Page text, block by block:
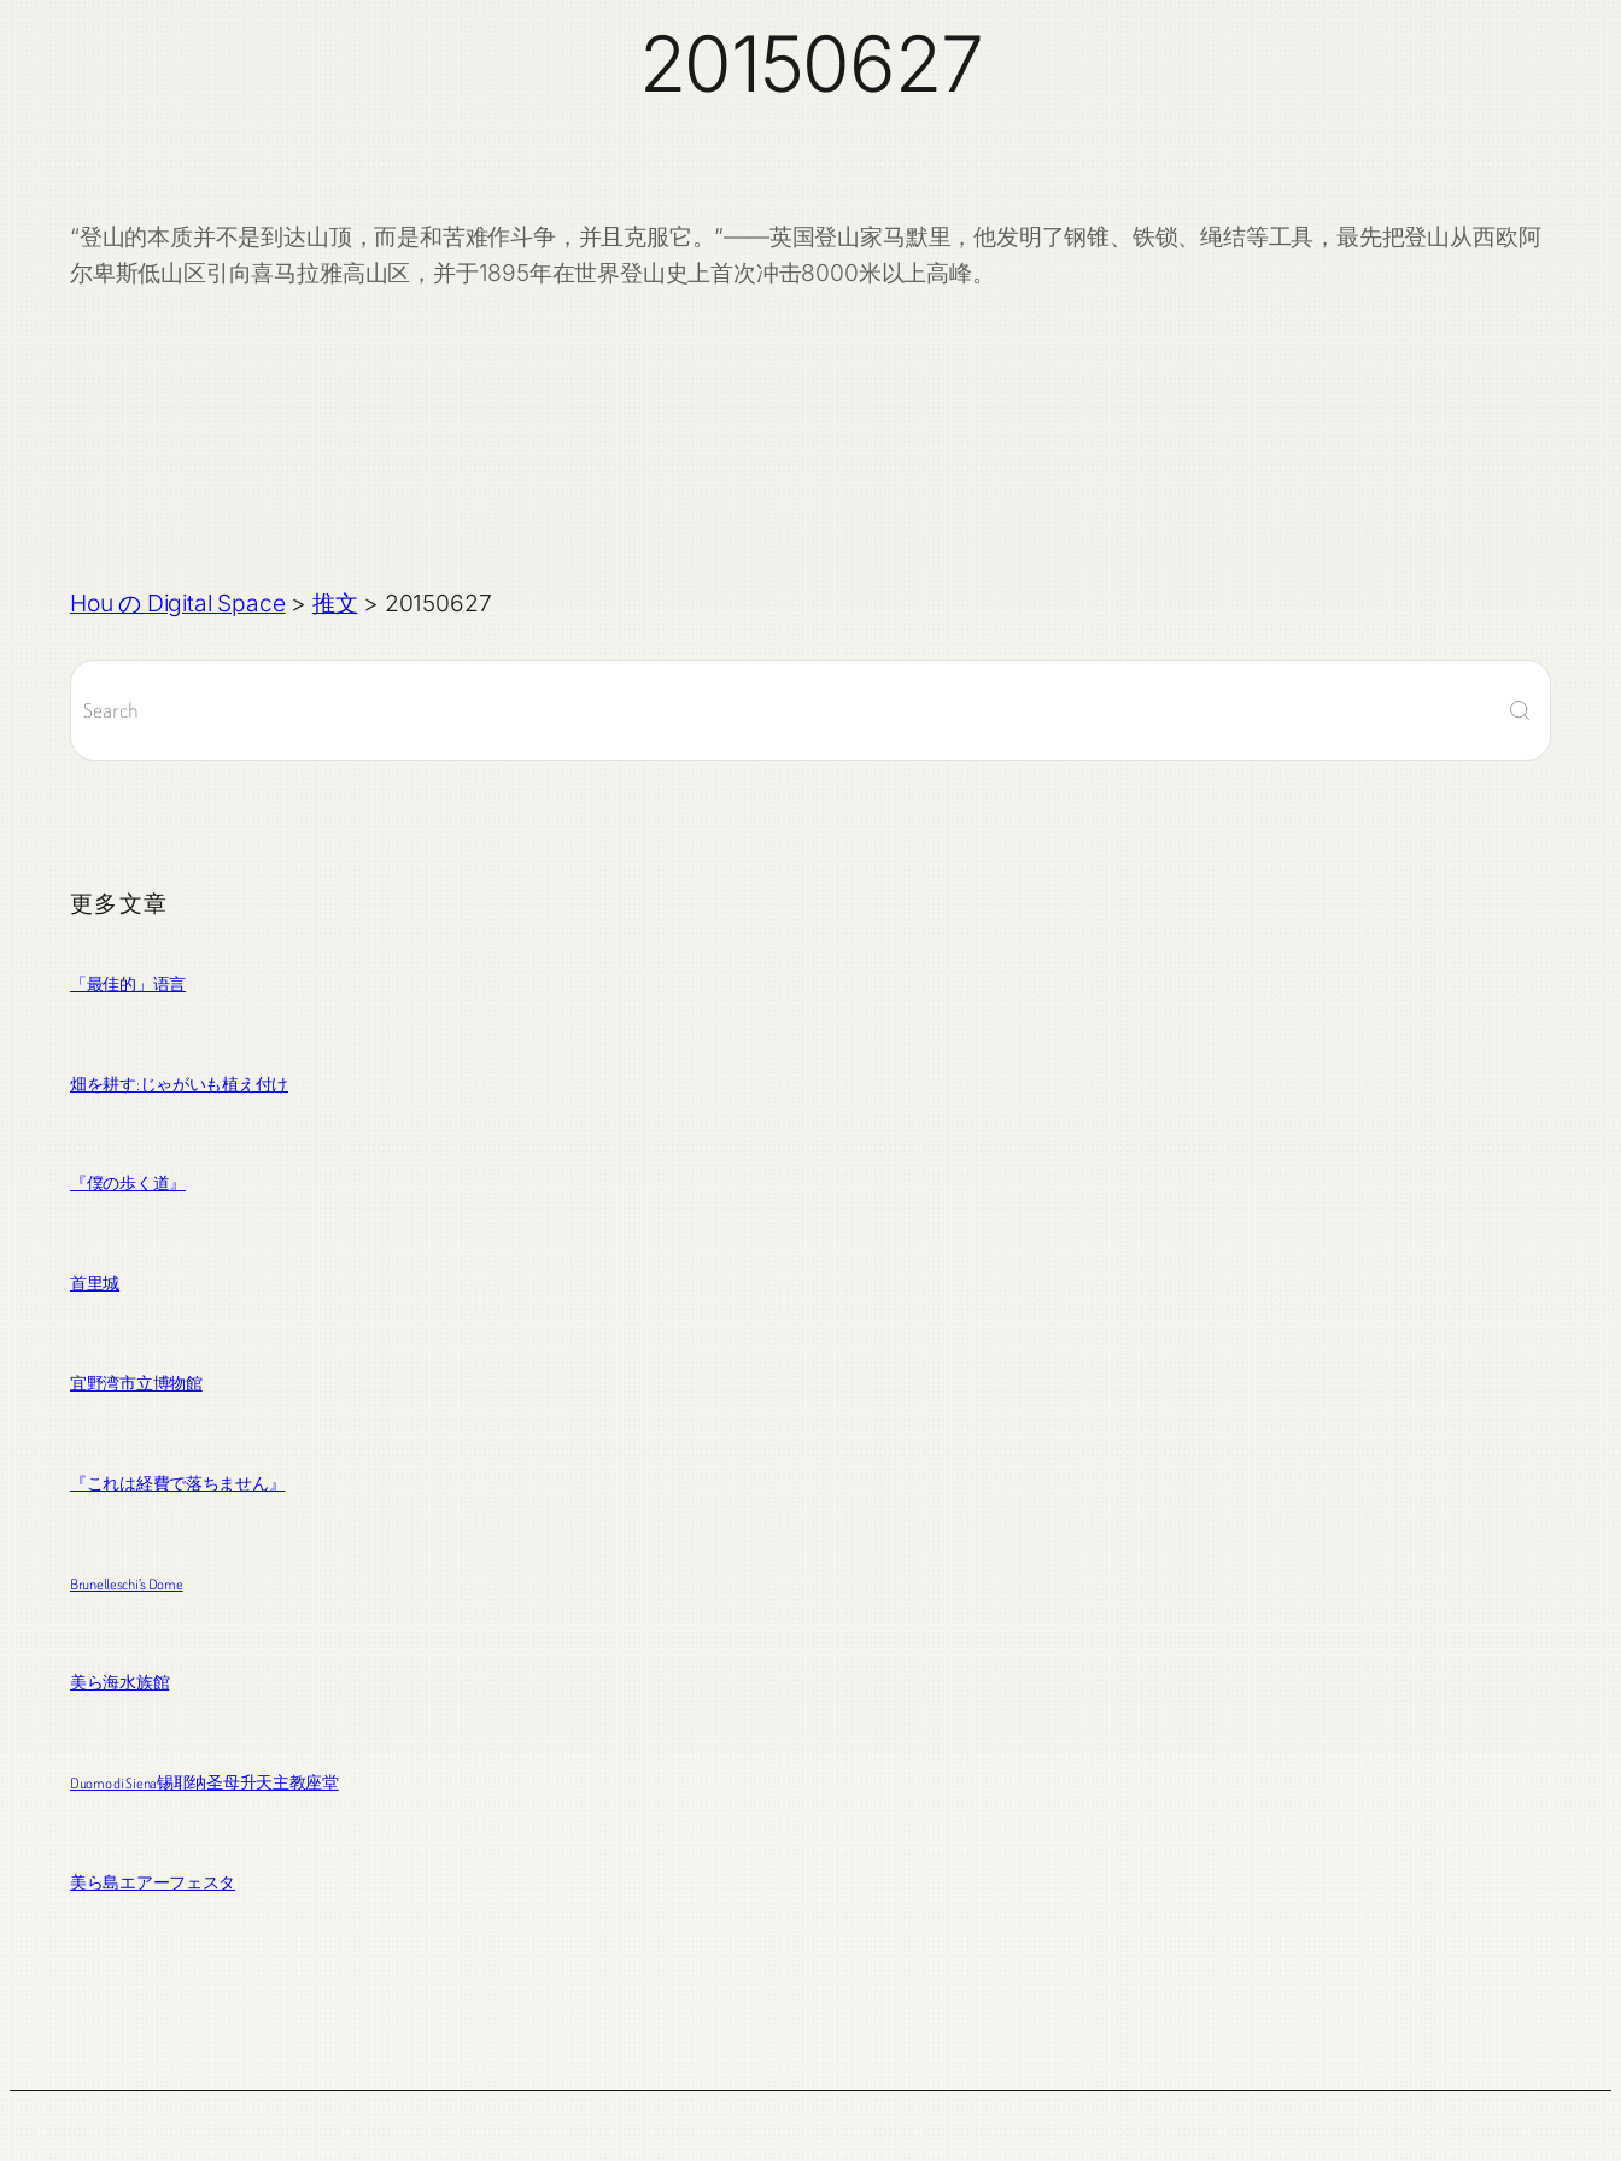
20150627
“登山的本质并不是到达山顶，而是和苦难作斗争，并且克服它。”——英国登山家马默里，他发明了钢锥、铁锁、绳结等工具，最先把登山从西欧阿
尔卑斯低山区引向喜马拉雅高山区，并于1895年在世界登山史上首次冲击8000米以上高峰。
Hou の Digital Space> 推文 > 20150627
更多文章
「最佳的」语言
畑を耕す:じゃがいも植え付け
『僕の歩く道』
首里城
宜野湾市立博物館
『これは経費で落ちません』
Brunelleschi’s Dome
美ら海水族館
Duomo di Siena锡耶纳圣母升天主教座堂
美ら島エアーフェスタ